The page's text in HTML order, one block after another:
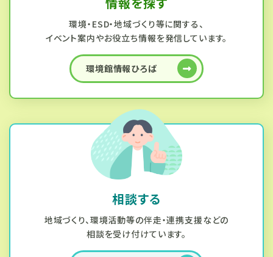
環境・ESD・地域づくり等に関する、
イベント案内やお役立ち情報を発信しています。
環境館情報ひろば
相談する
地域づくり、環境活動等の伴走・連携支援などの
相談を受け付けています。